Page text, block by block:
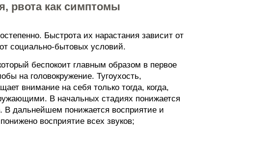
рвота как симптомы
Быстрота их нарастания зависит от
социально-бытовых условий.
беспокоит главным образом в первое
на головокружение. Тугоухость,
внимание на себя только тогда, когда,
В начальных стадиях понижается
В дальнейшем понижается восприятие и
восприятие всех звуков;